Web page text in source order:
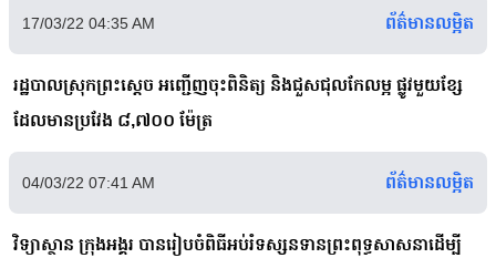
17/03/22 04:35 AM ព័ត៌មានលម្អិត
រដ្ឋបាលស្រុកព្រះស្ដេច អញ្ជើញចុះពិនិត្យ និងជួសជុលកែលម្អ ផ្លូវមួយខ្សែ
ដែលមានប្រវែង ៨,៧០០ ម៉ែត្រ
04/03/22 07:41 AM ព័ត៌មានលម្អិត
វិទ្យាស្ថាន ក្រុងអង្គរ បានរៀបចំពិធីអប់រំទស្សនទានព្រះពុទ្ធសាសនាដើម្បី